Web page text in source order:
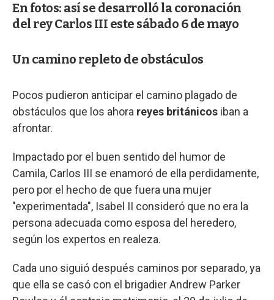
En fotos: así se desarrolló la coronación
del rey Carlos III este sábado 6 de mayo
Un camino repleto de obstáculos
Pocos pudieron anticipar el camino plagado de
obstáculos que los ahora reyes británicos iban a
afrontar.
Impactado por el buen sentido del humor de
Camila, Carlos III se enamoró de ella perdidamente,
pero por el hecho de que fuera una mujer
"experimentada", Isabel II consideró que no era la
persona adecuada como esposa del heredero,
según los expertos en realeza.
Cada uno siguió después caminos por separado, ya
que ella se casó con el brigadier Andrew Parker